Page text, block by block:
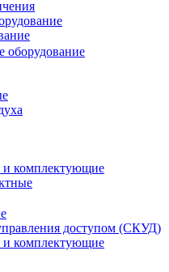
оборудование
и комплектующие
доступом (СКУД)
и комплектующие